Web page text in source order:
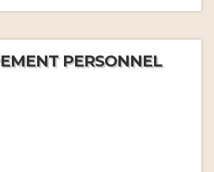
PERSONNEL